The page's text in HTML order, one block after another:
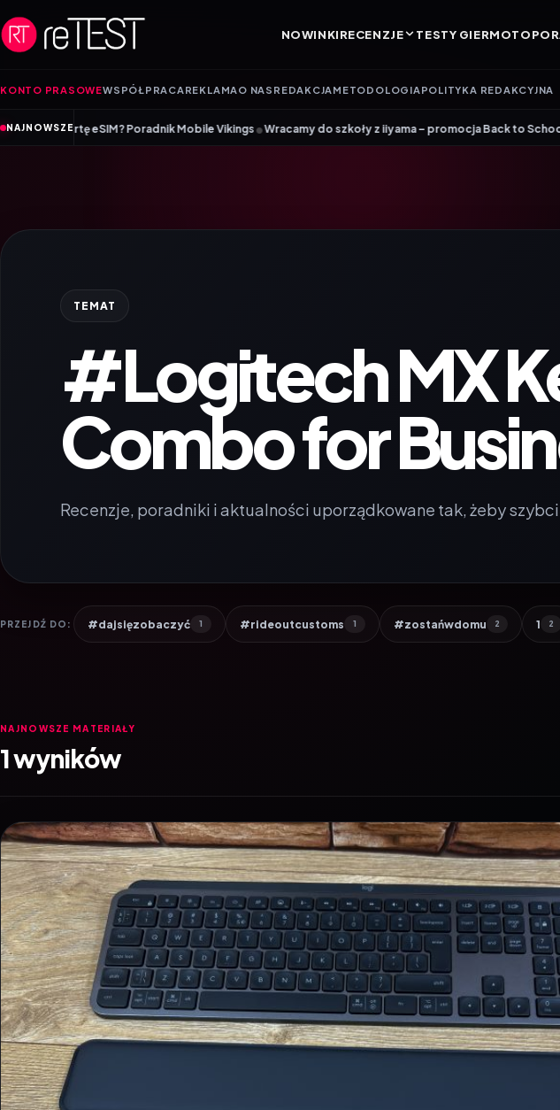
NOWINKIRECENZJE TESTY GIERMOTO
KONTO PRASOWEWSPÓŁPRACA REKLAMA O NAS REDAKCJA METODOLOGIA POLITYKA REDAKCYJNA
NAJNOWSZE
Poradnik Mobile Vikings•Wracamy do szkoły z iiyama – promocja Back to School na wybrane
TEMAT
#Logitech MX
Combo for
Recenzje, poradniki i aktualności uporządkowane tak, żeby
PRZEJDŹ DO: #dajsięzobaczyć 1 #rideoutcustoms 1 #zostańwdomu 2 1 2
NAJNOWSZE MATERIAŁY
1 wyników